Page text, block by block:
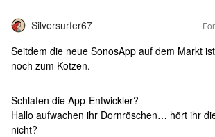
Silversurfer67
Seitdem die neue SonosApp auf dem Markt
noch zum Kotzen.
Schlafen die App-Entwickler?
Hallo aufwachen ihr Dornröschen… hört ihr
nicht?